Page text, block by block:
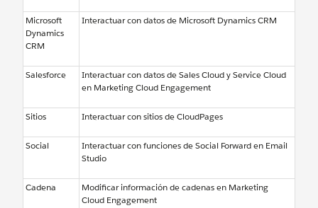
Microsoft
Dynamics
CRM
Interactuar con datos de Microsoft Dynamics CRM
Salesforce
Interactuar con datos de Sales Cloud y Service Cloud
en Marketing Cloud Engagement
Sitios Interactuar con sitios de CloudPages
Social
Interactuar con funciones de Social Forward en Email
Studio
Cadena
Modificar información de cadenas en Marketing
Cloud Engagement